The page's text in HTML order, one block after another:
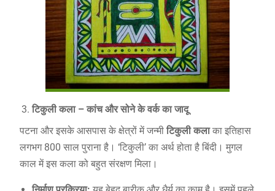
टिकुली कला – कांच और सोने के वर्क का जादू
पटना और इसके आसपास के क्षेत्रों में जन्मीटिकुली कलाका इतिहास
लगभग 800 साल पुराना है। ‘टिकुली’ का अर्थ होता है बिंदी। मुगल
काल में इस कला को बहुत संरक्षण मिला।